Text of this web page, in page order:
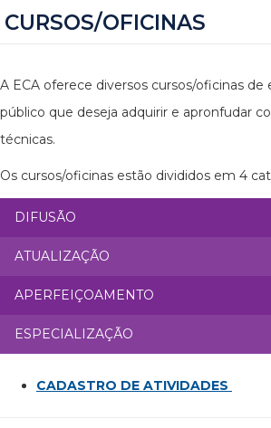
CURSOS/OFICINAS
A ECA oferece diversos cursos/oficinas de
público que deseja adquirir e apronfudar
técnicas.
Os cursos/oficinas estão divididos em 4
DIFUSÃO
ATUALIZAÇÃO
APERFEIÇOAMENTO
ESPECIALIZAÇÃO
CADASTRO DE ATIVIDADES